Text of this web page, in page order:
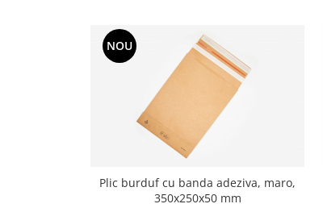
NOU
Plic burduf cu banda adeziva, maro,
350x250x50 mm